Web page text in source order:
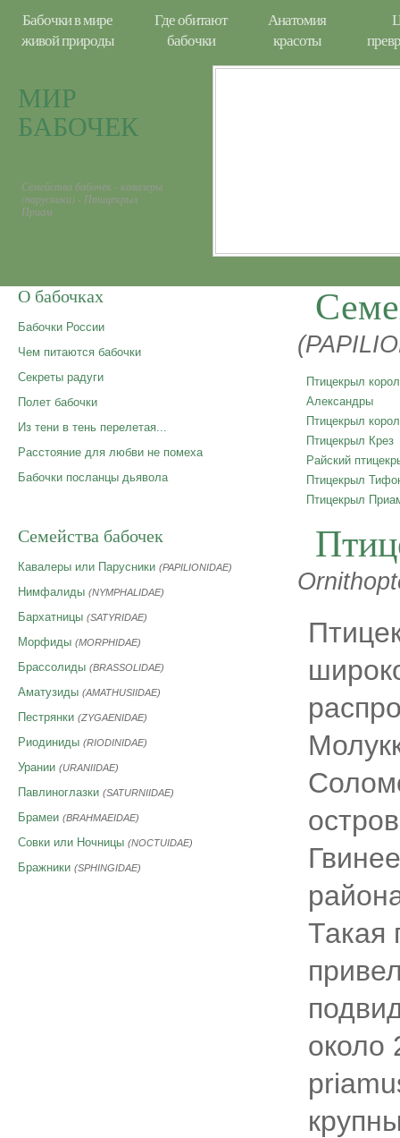
Бабочки в мире
живой природы
Где обитают
бабочки
Анатомия
красоты
МИР
БАБОЧЕК
Семейства бабочек - кавалеры
(парусники) - Птицекрыл
Приам
О бабочках
Бабочки России
Чем питаются бабочки
Секреты радуги
Полет бабочки
Из тени в тень перелетая...
Расстояние для любви не помеха
Бабочки посланцы дьявола
Семейства бабочек
Кавалеры или Парусники (PAPILIONIDAE)
Нимфалиды (NYMPHALIDAE)
Бархатницы (SATYRIDAE)
Морфиды (MORPHIDAE)
Брассолиды (BRASSOLIDAE)
Аматузиды (AMATHUSIIDAE)
Пестрянки (ZYGAENIDAE)
Риодиниды (RIODINIDAE)
Урании (URANIIDAE)
Павлиноглазки (SATURNIIDAE)
Брамеи (BRAHMAEIDAE)
Совки или Ночницы (NOCTUIDAE)
Бражники (SPHINGIDAE)
Птицекрыл
Александры
Птицекрыл
Птицекрыл Крез
Райский
Птицекрыл
Птицекрыл
Такая
около